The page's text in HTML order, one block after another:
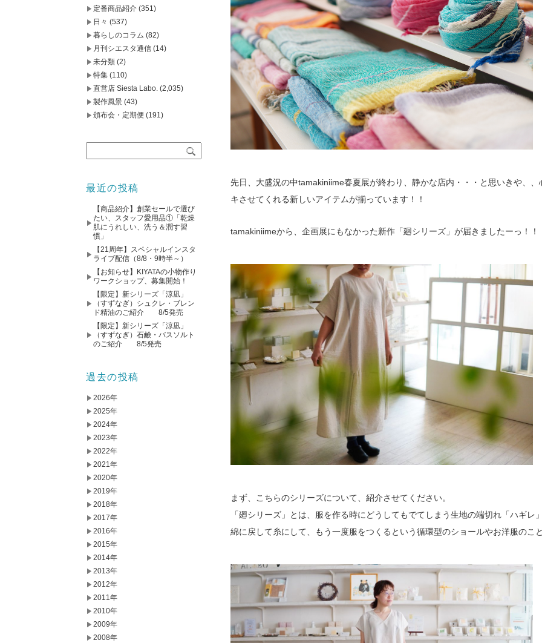
先日、大盛況の中tamakiniime春夏展が終わり、静かな店内・・・と思いきや、、
キさせてくれる新しいアイテムが揃っています！！
tamakiniimeから、企画展にもなかった新作「廻シリーズ」が届きましたーっ！！
まず、こちらのシリーズについて、紹介させてください。
「廻シリーズ」とは、服を作る時にどうしてもでてしまう生地の端切れ「ハギレ
綿に戻して糸にして、もう一度服をつくるという循環型のショールやお洋服のこ
定番商品紹介 (351)
日々 (537)
暮らしのコラム (82)
月刊シエスタ通信 (14)
未分類 (2)
特集 (110)
直営店 Siesta Labo. (2,035)
製作風景 (43)
頒布会・定期便 (191)
最近の投稿
【商品紹介】創業セールで選び
たい、スタッフ愛用品①「乾燥
肌にうれしい、洗う＆潤す習
慣」
【21周年】スペシャルインスタ
ライブ配信（8/8・9時半～）
【お知らせ】KIYATAの小物作り
ワークショップ、募集開始！
【限定】新シリーズ「涼凪」
（すずなぎ）シュクレ・ブレン
ド精油のご紹介 8/5発売
【限定】新シリーズ「涼凪」
（すずなぎ）石鹸・バスソルト
のご紹介 8/5発売
過去の投稿
2026年
2025年
2024年
2023年
2022年
2021年
2020年
2019年
2018年
2017年
2016年
2015年
2014年
2013年
2012年
2011年
2010年
2009年
2008年